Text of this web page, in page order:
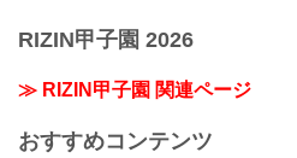
RIZIN甲子園 2026
≫ RIZIN甲子園 関連ページ
おすすめコンテンツ